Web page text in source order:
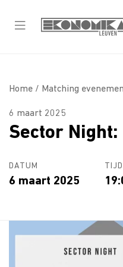
Home / Matching
6 maart 2025
Sector Night:
DATUM
6 maart 2025
TIJD